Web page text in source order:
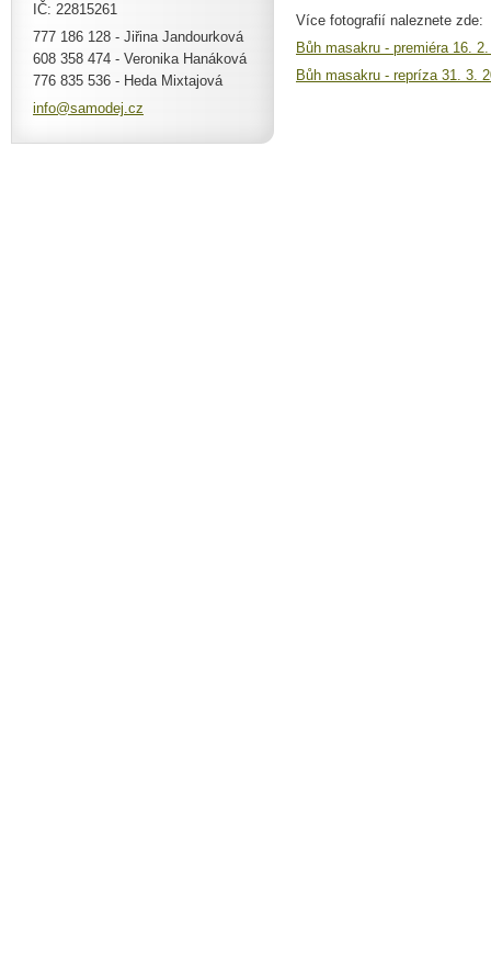
Více fotografií naleznete zde:
Bůh masakru - premiéra 16.
Bůh masakru - repríza 31. 3.
IČ: 22815261
777 186 128 - Jiřina Jandourková
608 358 474 - Veronika Hanáková
776 835 536 - Heda Mixtajová
info@samodej.cz